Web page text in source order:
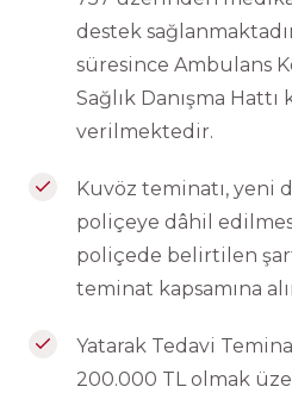
destek
süresince Ambulans
Sağlık Danışma Hattı
verilmektedir.
Kuvöz teminatı, yeni
poliçeye dâhil
poliçede belirtilen
teminat kapsamına
Yatarak Tedavi
200.000 TL olmak